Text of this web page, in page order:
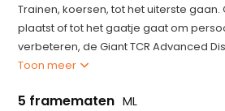
Trainen, koersen, tot het uiterste gaan.
plaatst of tot het gaatje gaat om
verbeteren, de Giant TCR Advanced
Toon meer
5 framematen ML